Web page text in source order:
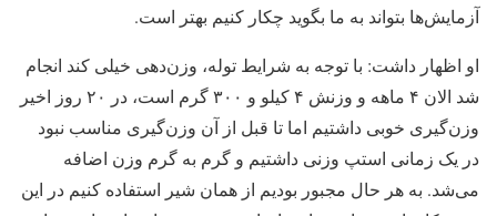
آزمایش‌ها بتواند به ما بگوید چکار کنیم بهتر است.
او اظهار داشت: با توجه به شرایط توله، وزن‌دهی خیلی کند انجام
شد الان ۴ ماهه و وزنش ۴ کیلو و ۳۰۰ گرم است، در ۲۰ روز اخیر
وزن‌گیری خوبی داشتیم اما تا قبل از آن وزن‌گیری مناسب نبود
در یک زمانی استپ وزنی داشتیم و گرم به گرم وزن اضافه
می‌شد. به هر حال مجبور بودیم از همان شیر استفاده کنیم در این